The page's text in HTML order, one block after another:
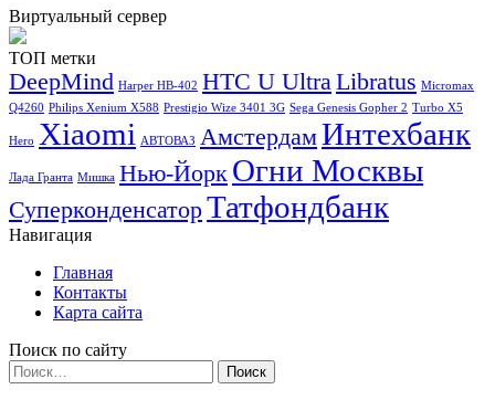
Виртуальный сервер
ТОП метки
DeepMind Harper HB-402 HTC U UltraLibratus Micromax
Q4260 Philips Xenium X588 Prestigio Wize 3401 3G Sega Genesis Gopher 2 Turbo X5
Hero Xiaomi АВТОВАЗ АмстердамИнтехбанк
Лада Гранта Мишка Нью-Йорк Огни Москвы
СуперконденсаторТатфондбанк
Навигация
Главная
Контакты
Карта сайта
Поиск по сайту
Найти: